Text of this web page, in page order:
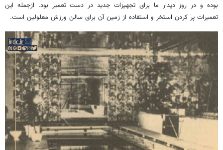
بوده و در روز دیدار ما برای تجهیزات جدید در دست تعمیر بود. ازجمله این
تعمیرات پر کردن استخر و استفاده از زمین آن برای سالن ورزش معلولین است.